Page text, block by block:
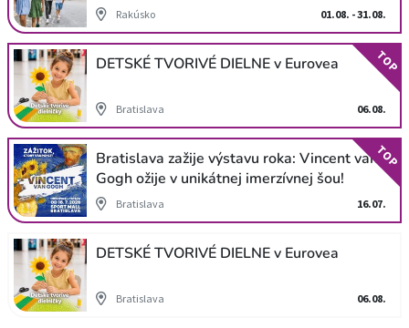
Rakúsko 01.08. - 31.08.
DETSKÉ TVORIVÉ DIELNE v Eurovea
Bratislava 06.08.
TOP
Bratislava zažije výstavu roka: Vincent van
Gogh ožije v unikátnej imerzívnej šou!
Bratislava 16.07.
TOP
DETSKÉ TVORIVÉ DIELNE v Eurovea
Bratislava 06.08.